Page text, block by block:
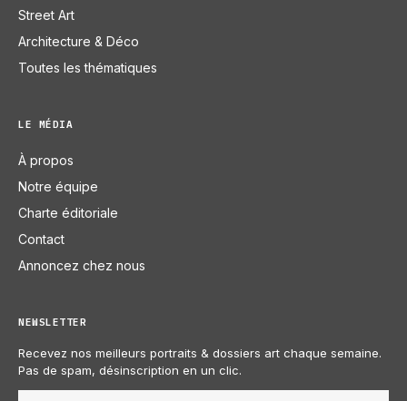
Street Art
Architecture & Déco
Toutes les thématiques
LE MÉDIA
À propos
Notre équipe
Charte éditoriale
Contact
Annoncez chez nous
NEWSLETTER
Recevez nos meilleurs portraits & dossiers art chaque semaine.
Pas de spam, désinscription en un clic.